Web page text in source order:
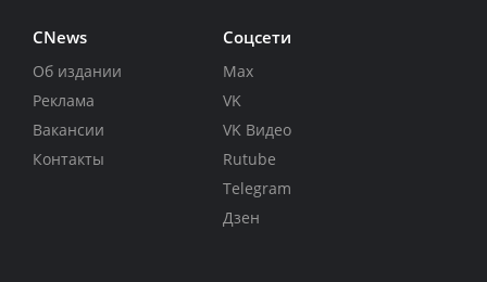
CNews
Об издании
Реклама
Вакансии
Контакты
Соцсети
Max
VK
VK Видео
Rutube
Telegram
Дзен